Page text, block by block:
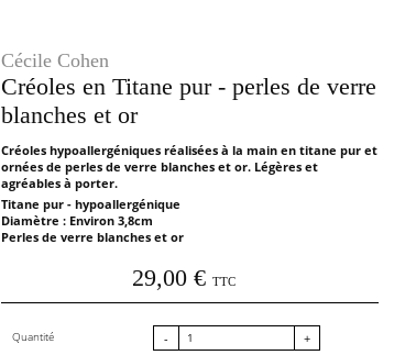
Cécile Cohen
Créoles en Titane pur - perles de verre
blanches et or
Créoles hypoallergéniques réalisées à la main en titane pur et
ornées de perles de verre blanches et or. Légères et
agréables à porter.
Titane pur - hypoallergénique
Diamètre : Environ 3,8cm
Perles de verre blanches et or
29,00 € TTC
Quantité - +